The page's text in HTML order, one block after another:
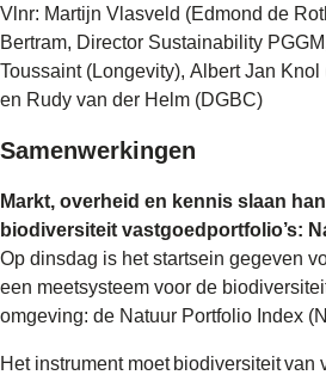
Vlnr: Martijn Vlasveld (Edmond de
Bertram, Director Sustainability
Toussaint (Longevity), Albert Jan
en Rudy van der Helm (DGBC)
Samenwerkingen
Markt, overheid en kennis slaan
biodiversiteit vastgoedportfolio’s:
Op dinsdag is het startsein gegeven
een meetsysteem voor de
omgeving: de Natuur Portfolio Index
Het instrument moet biodiversiteit van